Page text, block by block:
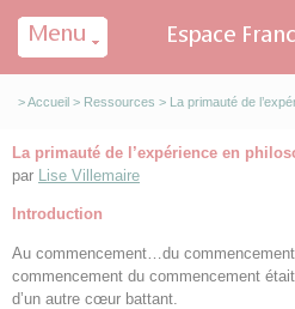
>Accueil > Ressources > La primauté de
La primauté de l’expérience en
par Lise Villemaire
Introduction
Au commencement…du
commencement du commencement
d’un autre cœur battant.